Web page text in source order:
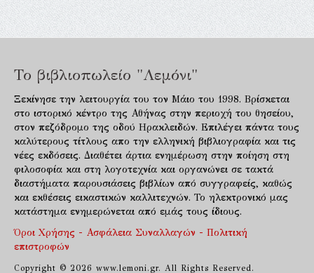
Το βιβλιοπωλείο "Λεμόνι"
Ξεκίνησε την λειτουργία του τον Μάιο του 1998. Βρίσκεται
στο ιστορικό κέντρο της Αθήνας στην περιοχή του θησείου,
στον πεζόδρομο της οδού Ηρακλειδών. Επιλέγει πάντα τους
καλύτερους τίτλους απο την ελληνική βιβλιογραφία και τις
νέες εκδόσεις. Διαθέτει άρτια ενημέρωση στην ποίηση στη
φιλοσοφία και στη λογοτεχνία και οργανώνει σε τακτά
διαστήματα παρουσιάσεις βιβλίων από συγγραφείς, καθώς
και εκθέσεις εικαστικών καλλιτεχνών. Το ηλεκτρονικό μας
κατάστημα ενημερώνεται από εμάς τους ίδιους.
Όροι Χρήσης - Ασφάλεια Συναλλαγών - Πολιτική
επιστροφών
Copyright © 2026 www.lemoni.gr. All Rights Reserved.